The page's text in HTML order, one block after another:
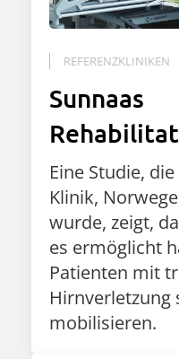
REFERENZKLINIKEN
Sunnaas
Eine Studie,
Klinik,
wurde, zeigt,
es ermöglicht
Patienten mit
Hirnverletzung
mobilisieren.